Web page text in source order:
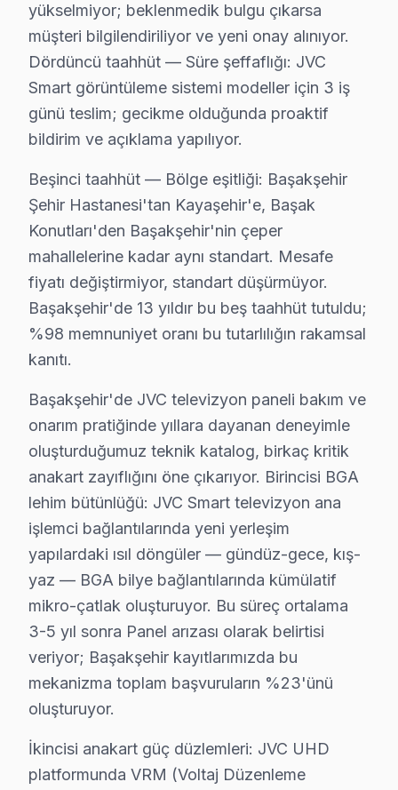
• Başakşehir'de motorlu döner braket montajı ve
• Başakşehir servisimizde kablo kanalı ile estetik
• Başakşehir'de Wi-Fi optimizasyonu ve yayın ayarları
• Başakşehir servisimizde oyun konsolu ve harici
• Başakşehir'de uzaktan kumanda programlama
JVC TV Periyodik Bakımı – Başakşehir
JVC görüntüleme sistemi'nizin uzun yıllar sorunsuz
Bakım kapsamımız:
• Başakşehir'de panel ve LED backlight kontrolü
• Soğutma fanı temizliği ve termal macun yenileme
• Başakşehir'de anakart kapasitör ve kondansatör
• Başakşehir'de yazılım ve firmware güncelleme
Başakşehir'da düzenli bakım yaptıran
Başakşehir JVC Servis Hizmeti – Yerinde
Başakşehir'de aniden arızalanan JVC televizyon
Başakşehir'de yerinde servis avantajları:
• Başakşehir'de randevu sonrası 1-2 saat içinde
• Başakşehir servisimizde tüm marka ve model
• Başakşehir'de orijinal parça stok garantisi
• Başakşehir servisimizde servis sonrası test ve
• Başakşehir'de fatura ve resmi garanti belgesi
Başakşehir'da JVC yetkili servis kalitesinde teknik
Başakşehir'da JVC TV Yedek Parçası – Hızlı
yükselmiyor; beklenmedik bulgu çıkarsa
müşteri bilgilendiriliyor ve yeni onay alınıyor.
Dördüncü taahhüt — Süre şeffaflığı: JVC
Smart görüntüleme sistemi modeller için 3 iş
günü teslim; gecikme olduğunda proaktif
bildirim ve açıklama yapılıyor.
Beşinci taahhüt — Bölge eşitliği: Başakşehir
Şehir Hastanesi'tan Kayaşehir'e, Başak
Konutları'den Başakşehir'nin çeper
mahallelerine kadar aynı standart. Mesafe
fiyatı değiştirmiyor, standart düşürmüyor.
Başakşehir'de 13 yıldır bu beş taahhüt tutuldu;
%98 memnuniyet oranı bu tutarlılığın rakamsal
kanıtı.
Başakşehir'de JVC televizyon paneli bakım ve
onarım pratiğinde yıllara dayanan deneyimle
oluşturduğumuz teknik katalog, birkaç kritik
anakart zayıflığını öne çıkarıyor. Birincisi BGA
lehim bütünlüğü: JVC Smart televizyon ana
işlemci bağlantılarında yeni yerleşim
yapılardaki ısıl döngüler — gündüz-gece, kış-
yaz — BGA bilye bağlantılarında kümülatif
mikro-çatlak oluşturuyor. Bu süreç ortalama
3-5 yıl sonra Panel arızası olarak belirtisi
veriyor; Başakşehir kayıtlarımızda bu
mekanizma toplam başvuruların %23'ünü
oluşturuyor.
İkincisi anakart güç düzlemleri: JVC UHD
platformunda VRM (Voltaj Düzenleme